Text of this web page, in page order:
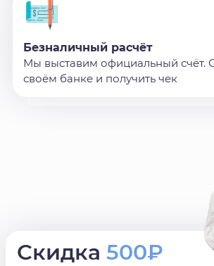
Безналичный расчёт
Мы выставим официальный счёт.
своём банке и получить чек
Скидка 500₽